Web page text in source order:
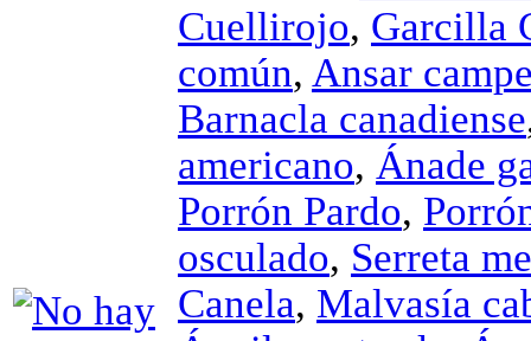
Cuellirojo, Garcilla
común, Ansar
Barnacla canadiense
americano, Ánade
Porrón Pardo,
osculado, Serreta
Canela, Malvasía